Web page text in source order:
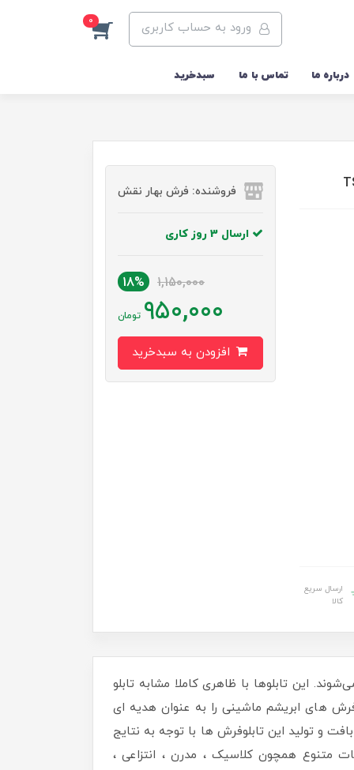
ورود به حساب کاربری 0
درباره ما تماس با ما سبدخرید
ارسال سریع
کالا
فروشنده: فرش بهار نقش
ارسال 3 روز کاری
1,150,000
18%
950,000 تومان
این تابلوها با ظاهری کاملا مشابه تابلو
های ابریشم ماشینی را به عنوان هدیه ای
و تولید این تابلوفرش ها با توجه به نتایج
متنوع همچون کلاسیک ، مدرن ، انتزاعی ،